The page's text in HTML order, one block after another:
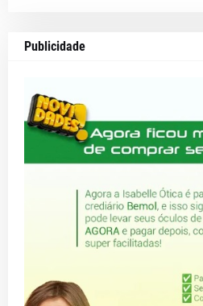
Publicidade